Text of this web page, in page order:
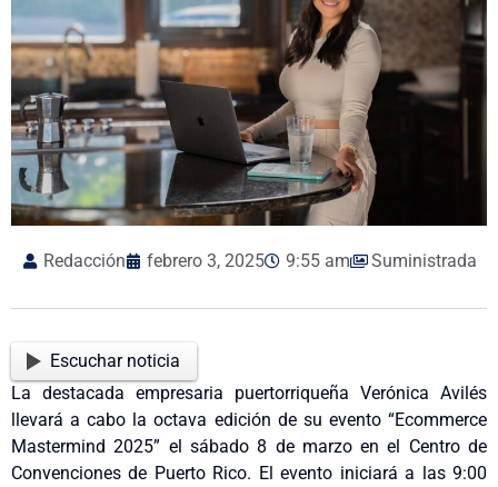
Redacción febrero 3, 2025 9:55 am Suministrada
Escuchar noticia
La destacada empresaria puertorriqueña Verónica Avilés
llevará a cabo la octava edición de su evento “Ecommerce
Mastermind 2025” el sábado 8 de marzo en el Centro de
Convenciones de Puerto Rico. El evento iniciará a las 9:00